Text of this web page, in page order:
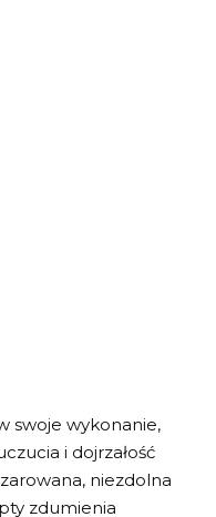
swoje wykonanie,
i dojrzałość
niezdolna
zdumienia